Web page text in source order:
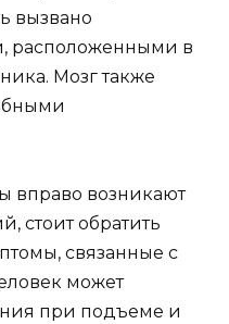
вызвано
расположенными в
Мозг также
вправо возникают
стоит обратить
связанные с
может
при подъеме и